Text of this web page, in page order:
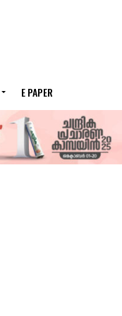
E PAPER